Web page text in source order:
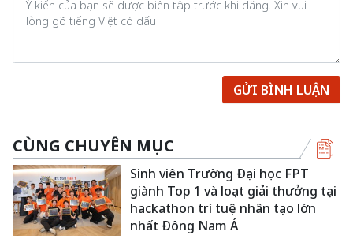
GỬI BÌNH LUẬN
CÙNG CHUYÊN MỤC
Sinh viên Trường Đại học FPT
giành Top 1 và loạt giải thưởng tại
hackathon trí tuệ nhân tạo lớn
nhất Đông Nam Á